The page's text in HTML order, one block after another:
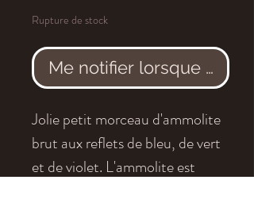
Rupture de stock
Me notifier lorsque cet
Jolie petit morceau d'ammolite
brut aux reflets de bleu, de vert
et de violet. L'ammolite est